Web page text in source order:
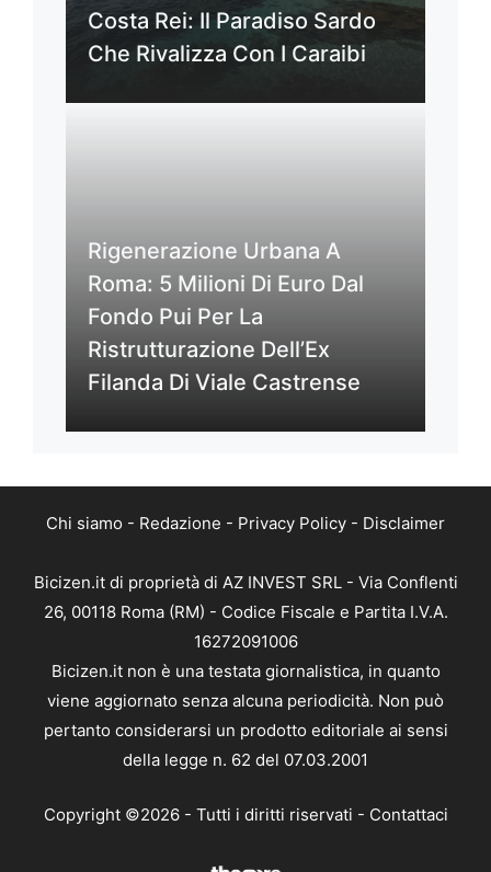
Costa Rei: Il Paradiso Sardo
Che Rivalizza Con I Caraibi
Rigenerazione Urbana A
Roma: 5 Milioni Di Euro Dal
Fondo Pui Per La
Ristrutturazione Dell’Ex
Filanda Di Viale Castrense
Chi siamo - Redazione - Privacy Policy - Disclaimer
Bicizen.it di proprietà di AZ INVEST SRL - Via Conflenti
26, 00118 Roma (RM) - Codice Fiscale e Partita I.V.A.
16272091006
Bicizen.it non è una testata giornalistica, in quanto
viene aggiornato senza alcuna periodicità. Non può
pertanto considerarsi un prodotto editoriale ai sensi
della legge n. 62 del 07.03.2001
Copyright ©2026 - Tutti i diritti riservati - Contattaci